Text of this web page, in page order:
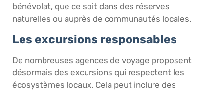
bénévolat, que ce soit dans des réserves
naturelles ou auprès de communautés locales.
Les excursions responsables
De nombreuses agences de voyage proposent
désormais des excursions qui respectent les
écosystèmes locaux. Cela peut inclure des